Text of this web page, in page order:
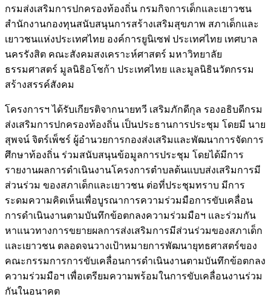
กรมส่งเสริมการปกครองท้องถิ่น กรมกิจการเด็กและเยาวชน
สำนักงานกองทุนสนับสนุนการสร้างเสริมสุขภาพ สภาเด็กและ
เยาวชนแห่งประเทศไทย องค์การยูนิเซฟ ประเทศไทย เทศบาล
นครรังสิต คณะสังคมสงเคราะห์ศาสตร์ มหาวิทยาลัย
ธรรมศาสตร์ มูลนิธิอโชก้า ประเทศไทย และมูลนิธินวัตกรรม
สร้างสรรค์สังคม
โครงการฯ ได้รับเกียรติจากนายทวี เสริมภักดีกุล รองอธิบดีกรม
ส่งเสริมการปกครองท้องถิ่น เป็นประธานการประชุม โดยมี นาย
สุพจน์ จิตร์เพ็ชร์ ผู้อำนวยการกองส่งเสริมและพัฒนาการจัดการ
ศึกษาท้องถิ่น ร่วมสนับสนุนข้อมูลการประชุม โดยได้มีการ
รายงานผลการดำเนินงานโครงการตำบลต้นแบบส่งเสริมการมี
ส่วนร่วม ของสภาเด็กและเยาวชน ต่อที่ประชุมทราบ มีการ
ระดมความคิดเห็นเพื่อบูรณาการความร่วมมือการขับเคลื่อน
การดำเนินงานตามบันทึกข้อตกลงความร่วมมือฯ และร่วมกัน
หาแนวทางการขยายผลการส่งเสริมการมีส่วนร่วมของสภาเด็ก
และเยาวชน ตลอดจนวางเป้าหมายการพัฒนายุทธศาสตร์ของ
คณะกรรมการการขับเคลื่อนการดำเนินงานตามบันทึกข้อตกลง
ความร่วมมือฯ เพื่อเตรียมความพร้อมในการขับเคลื่อนงานร่วม
กันในอนาคต